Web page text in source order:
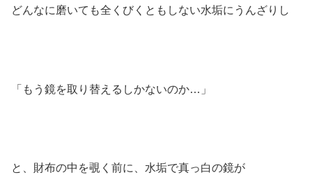
どんなに磨いても全くびくともしない水垢にうんざりし
「もう鏡を取り替えるしかないのか…」
と、財布の中を覗く前に、水垢で真っ白の鏡が